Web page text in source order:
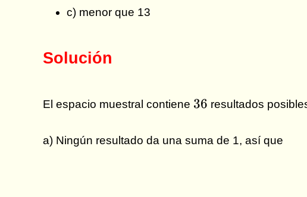
c) menor que 13
Solución
El espacio muestral contiene 36
36 resultados
a) Ningún resultado da una suma de 1, así que